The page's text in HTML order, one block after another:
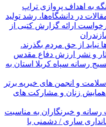
به اهداف پروازی تراپ
در دانشگاه‌ها، رشد تولید
ارائه گزارش کتبی از
نباید از حق مردم بگذرند.
و نشر ارزش دفاع مقدس
رسانه سپاه کربلا استان به
و انجمن های خیریه برتر
همایش زنان و مشارکت های
رسانه و خبرنگاران به مناسبت
ساری / دشمنی با